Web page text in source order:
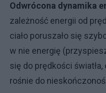
Odwrócona dynamika
zależność energii od
ciało poruszało się
w nie energię
się do prędkości
rośnie do